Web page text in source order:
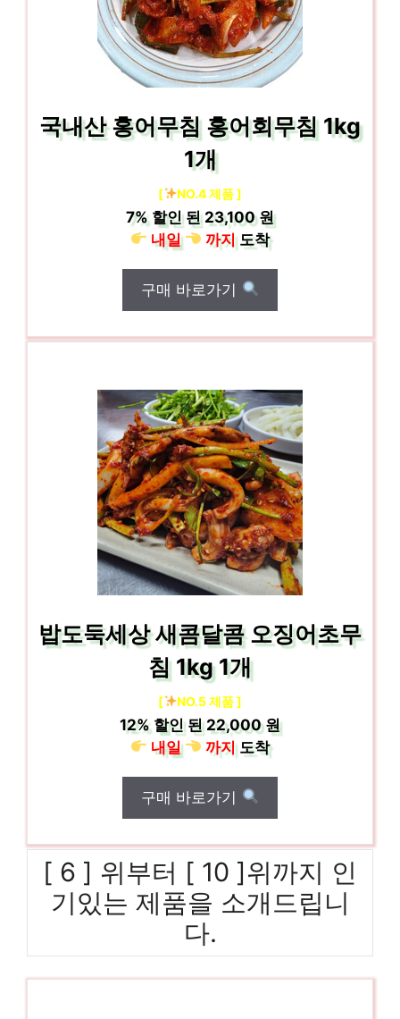
국내산 홍어무침 홍어회무침 1kg
1개
[ NO.4 제품 ]
7% 할인 된23,100 원
내일
까지도착
구매 바로가기
밥도둑세상 새콤달콤 오징어초무
침 1kg 1개
[ NO.5 제품 ]
12% 할인 된22,000 원
내일
까지도착
구매 바로가기
[ 6 ] 위부터 [ 10 ]위까지 인
기있는 제품을 소개드립니
다.